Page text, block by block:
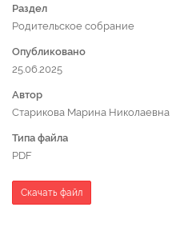
Раздел
Родительское собрание
Опубликовано
25.06.2025
Автор
Старикова Марина Николаевна
Типа файла
PDF
Скачать файл